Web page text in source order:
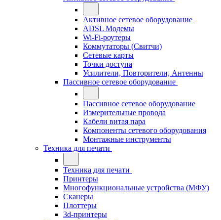
Активное сетевое оборудование
ADSL Модемы
Wi-Fi-роутеры
Коммутаторы (Свитчи)
Сетевые карты
Точки доступа
Усилители, Повторители, Антенны
Пассивное сетевое оборудование
Пассивное сетевое оборудование
Измерительные провода
Кабели витая пара
Компоненты сетевого оборудования
Монтажные инструменты
Техника для печати
Техника для печати
Принтеры
Многофункциональные устройства (МФУ)
Сканеры
Плоттеры
3d-принтеры